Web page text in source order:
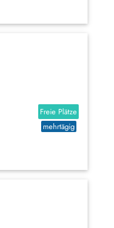
Freie Plätze
mehrtägig